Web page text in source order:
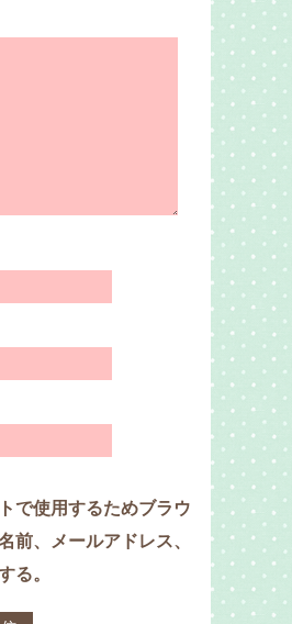
で使用するためブラウ
前、メールアドレス、
る。